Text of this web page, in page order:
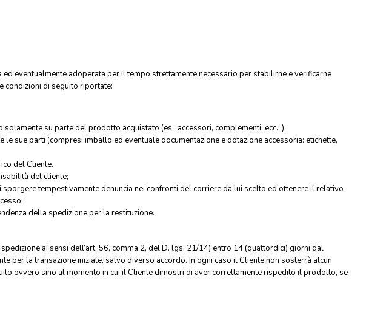
eventualmente adoperata per il tempo strettamente necessario per stabilirne e verificarne
condizioni di seguito riportate:
su parte del prodotto acquistato (es.: accessori, complementi, ecc...);
sue parti (compresi imballo ed eventuale documentazione e dotazione accessoria: etichette,
del Cliente.
del cliente;
tempestivamente denuncia nei confronti del corriere da lui scelto ed ottenere il relativo
della spedizione per la restituzione.
ai sensi dell’art. 56, comma 2, del D. lgs. 21/14) entro 14 (quattordici) giorni dal
la transazione iniziale, salvo diverso accordo. In ogni caso il Cliente non sosterrà alcun
ovvero sino al momento in cui il Cliente dimostri di aver correttamente rispedito il prodotto, se